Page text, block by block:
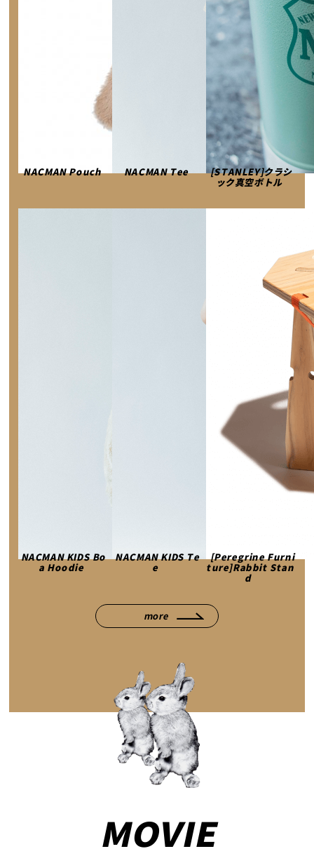
NACMAN Pouch NACMAN Tee [STANLEY]クラシ
ック真空ボトル
NACMAN KIDS Bo
a Hoodie
NACMAN KIDS Te
e
[Peregrine Furni
ture]Rabbit Stan
d
more
MOVIE